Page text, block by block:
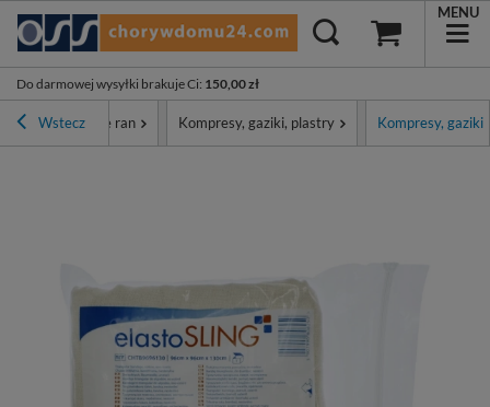
Do darmowej wysyłki brakuje Ci: 150,00 zł
MENU
Wstecz
i leczenie ran Kompresy, gaziki, plastry Kompresy, gaziki